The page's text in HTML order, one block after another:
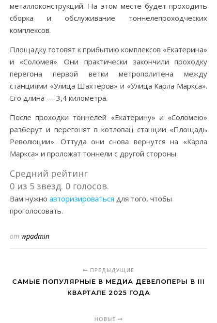
металлоконструкций. На этом месте будет проходить
сборка и обслуживание тоннелепроходческих
комплексов.
Площадку готовят к прибытию комплексов «Екатерина»
и «Соломея». Они практически закончили проходку
перегона первой ветки метрополитена между
станциями «Улица Шахтёров» и «Улица Карла Маркса».
Его длина — 3,4 километра.
После проходки тоннелей «Екатерину» и «Соломею»
разберут и перегонят в котлован станции «Площадь
Революции». Оттуда они снова вернутся на «Карла
Маркса» и проложат тоннели с другой стороны.
Средний рейтинг
0 из 5 звезд. 0 голосов.
Вам нужно авторизироваться для того, чтобы
проголосовать.
от wpadmin
ПРЕДЫДУЩИЕ
САМЫЕ ПОПУЛЯРНЫЕ В МЕДИА ДЕВЕЛОПЕРЫ В III
КВАРТАЛЕ 2025 ГОДА
НОВЫЕ